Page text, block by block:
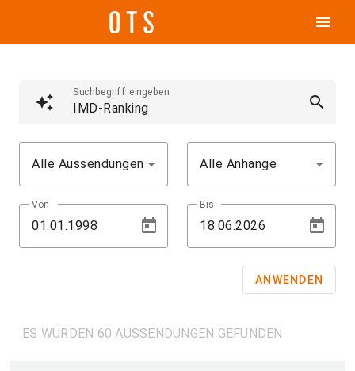
menu
auto_awesome
Suchbegriff eingeben
search
Alle Aussendungen Alle Anhänge
Von Bis
ANWENDEN
ES WURDEN 60 AUSSENDUNGEN GEFUNDEN